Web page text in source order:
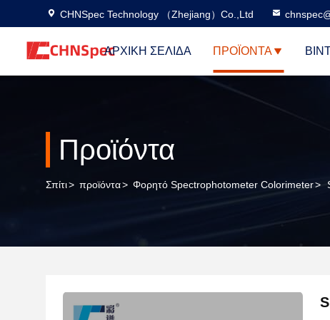
CHNSpec Technology （Zhejiang）Co.,Ltd
ΑΡΧΙΚΉ ΣΕΛΊΔΑ ΠΡΟΪΌΝΤΑ
Προϊόντα
Σπίτι> προϊόντα> Φορητό Spectrophotometer Colorimeter>